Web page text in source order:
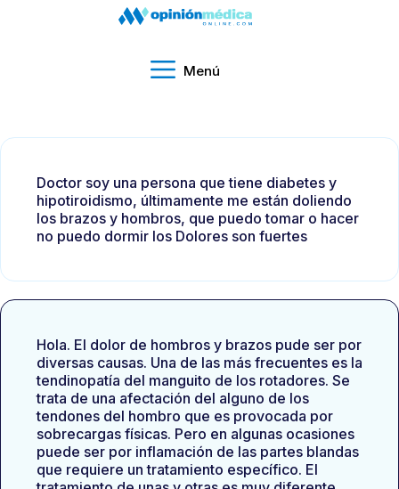
Menú
Doctor soy una persona que tiene diabetes y
hipotiroidismo, últimamente me están doliendo
los brazos y hombros, que puedo tomar o hacer
no puedo dormir los Dolores son fuertes
Hola. El dolor de hombros y brazos pude ser por
diversas causas. Una de las más frecuentes es la
tendinopatía del manguito de los rotadores. Se
trata de una afectación del alguno de los
tendones del hombro que es provocada por
sobrecargas físicas. Pero en algunas ocasiones
puede ser por inflamación de las partes blandas
que requiere un tratamiento específico. El